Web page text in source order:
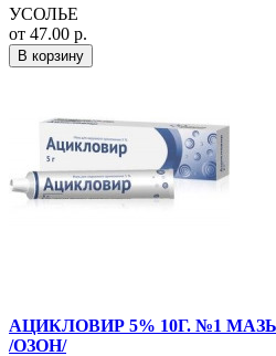
УСОЛЬЕ
от 47.00 р.
В корзину
АЦИКЛОВИР 5% 10Г. №1
/ОЗОН/